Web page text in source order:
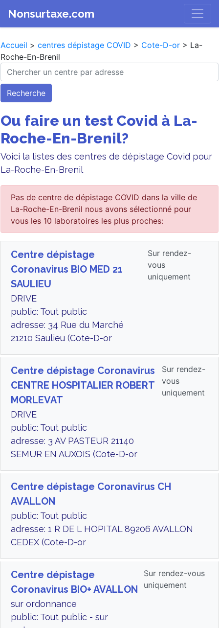
Nonsurtaxe.com
Accueil > centres dépistage COVID > Cote-D-or > La-
Roche-En-Brenil
Recherche
Ou faire un test Covid à La-
Roche-En-Brenil?
Voici la listes des centres de dépistage Covid pour
La-Roche-En-Brenil
Pas de centre de dépistage COVID dans la ville de
La-Roche-En-Brenil nous avons sélectionné pour
vous les 10 laboratoires les plus proches:
Centre dépistage
Coronavirus BIO MED 21
SAULIEU
DRIVE
public: Tout public
adresse: 34 Rue du Marché
21210 Saulieu (Cote-D-or
Sur rendez-
vous
uniquement
Centre dépistage Coronavirus
CENTRE HOSPITALIER ROBERT
MORLEVAT
DRIVE
public: Tout public
adresse: 3 AV PASTEUR 21140
SEMUR EN AUXOIS (Cote-D-or
Sur rendez-
vous
uniquement
Centre dépistage Coronavirus CH
AVALLON
public: Tout public
adresse: 1 R DE L HOPITAL 89206 AVALLON
CEDEX (Cote-D-or
Centre dépistage
Coronavirus BIO+ AVALLON
sur ordonnance
public: Tout public - sur
Sur rendez-vous
uniquement